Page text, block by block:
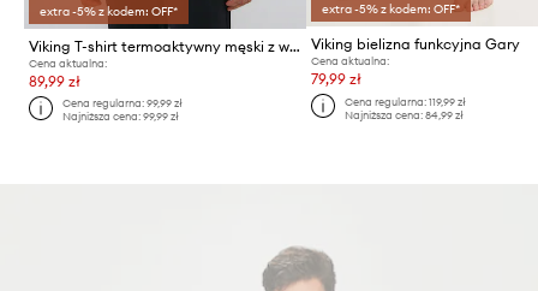
extra -5% z kodem: OFF*
Viking T-shirt termoaktywny męski z włókna bambusowego Bamboo Lockness
Cena aktualna:
89,99 zł
Cena regularna:99,99 zł
Najniższa cena:99,99 zł
extra -5% z kodem: OFF*
Viking bielizna funkcyjna Gary
Cena aktualna:
79,99 zł
Cena regularna: 119,99 zł
Najniższa cena: 84,99 zł